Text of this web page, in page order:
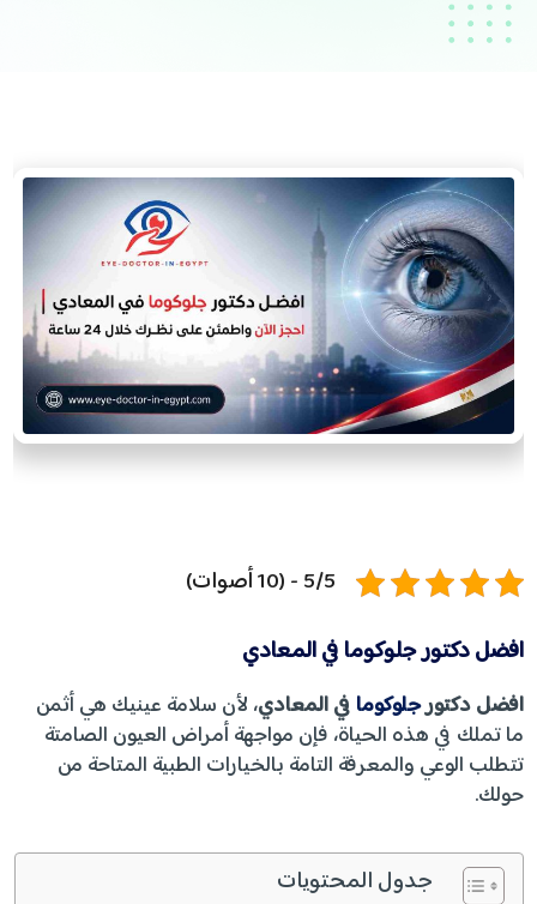
5/5 - (10 أصوات)
افضل دكتور جلوكوما في المعادي
افضل دكتورجلوكوما في المعادي، لأن سلامة عينيك هي أثمن
ما تملك في هذه الحياة، فإن مواجهة أمراض العيون الصامتة
تتطلب الوعي والمعرفة التامة بالخيارات الطبية المتاحة من
حولك.
جدول المحتويات